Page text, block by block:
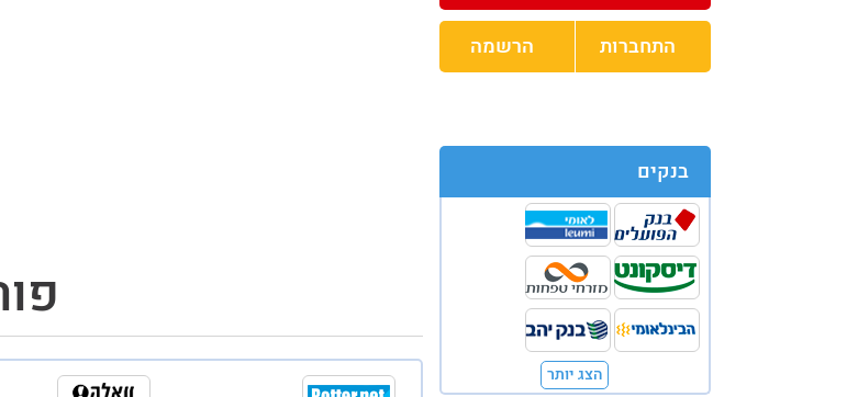
התחברות הרשמה
בנקים
הצג יותר